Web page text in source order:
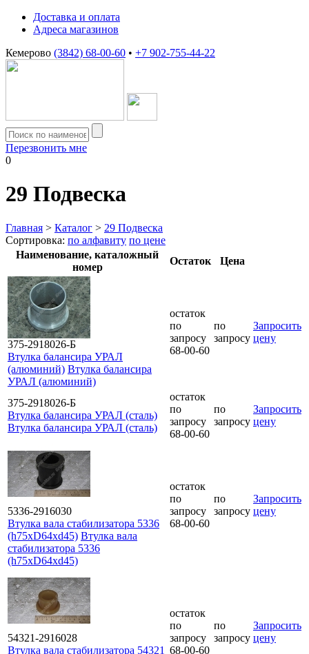
Доставка и оплата
Адреса магазинов
Кемерово (3842) 68-00-60 • +7 902-755-44-22
Перезвонить мне
0
29 Подвеска
Главная > Каталог > 29 Подвеска
Сортировка: по алфавиту по цене
Наименование, каталожный
номер
Остаток Цена
375-2918026-Б
Втулка балансира УРАЛ
(алюминий) Втулка балансира
УРАЛ (алюминий)
остаток
по
запросу
68-00-60
по
запросу
Запросить
цену
375-2918026-Б
Втулка балансира УРАЛ (сталь)
Втулка балансира УРАЛ (сталь)
остаток
по
запросу
68-00-60
по
запросу
Запросить
цену
5336-2916030
Втулка вала стабилизатора 5336
(h75xD64xd45) Втулка вала
стабилизатора 5336
(h75xD64xd45)
остаток
по
запросу
68-00-60
по
запросу
Запросить
цену
54321-2916028
Втулка вала стабилизатора 54321
остаток
по
запросу
68-00-60
по
запросу
Запросить
цену